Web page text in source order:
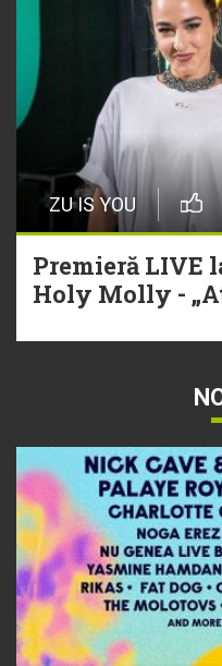
ZU IS YOU
Premieră LIVE
Holy Molly -